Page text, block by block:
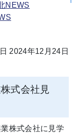
NEWS
2024年12月24日
式会社見
株式会社に見学